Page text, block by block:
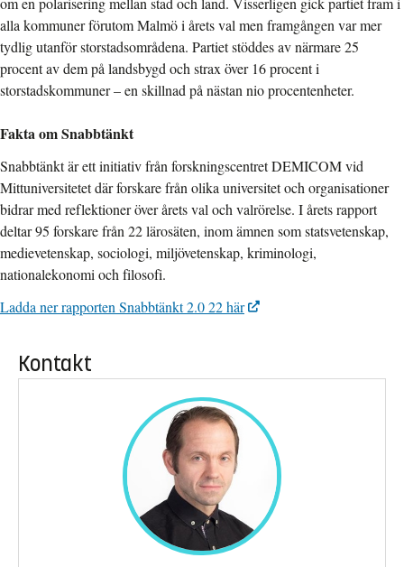
alla kommuner förutom Malmö i årets val men framgången var mer
tydlig utanför storstadsområdena. Partiet stöddes av närmare 25
procent av dem på landsbygd och strax över 16 procent i
storstadskommuner – en skillnad på nästan nio procentenheter.
Fakta om Snabbtänkt
Snabbtänkt är ett initiativ från forskningscentret DEMICOM vid
Mittuniversitetet där forskare från olika universitet och organisationer
bidrar med reflektioner över årets val och valrörelse. I årets rapport
deltar 95 forskare från 22 lärosäten, inom ämnen som statsvetenskap,
medievetenskap, sociologi, miljövetenskap, kriminologi,
nationalekonomi och filosofi.
Ladda ner rapporten Snabbtänkt 2.0 22 här
Kontakt